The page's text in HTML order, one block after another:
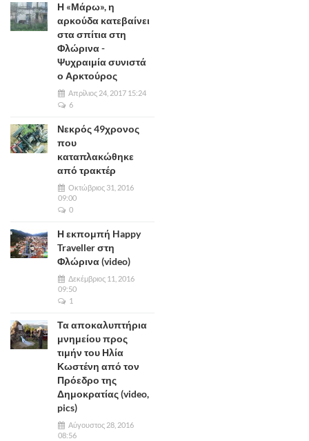
Η «Μάρω», η
αρκούδα κατεβαίνει
στα σπίτια στη
Φλώρινα -
Ψυχραιμία συνιστά
ο Αρκτούρος
Απρίλιος 24, 2017 15:24
6
Νεκρός 49χρονος
που
καταπλακώθηκε
από τρακτέρ
Οκτώβριος 31, 2016
09:00
0
Η εκπομπή Happy
Traveller στη
Φλώρινα (video)
Δεκέμβριος 11, 2016
09:50
1
Τα αποκαλυπτήρια
μνημείου προς
τιμήν του Ηλία
Κωστένη από τον
Πρόεδρο της
Δημοκρατίας (video,
pics)
Αύγουστος 28, 2016
08:56